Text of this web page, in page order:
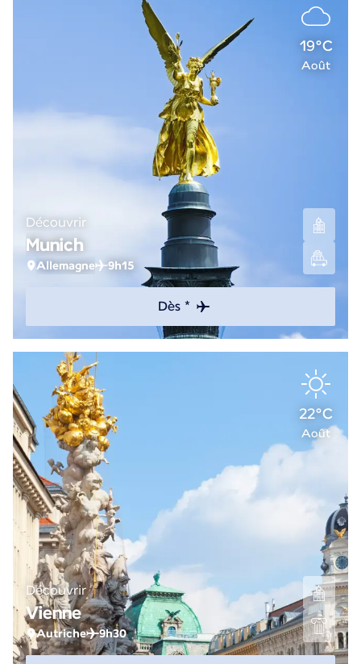
19°C
Août
Découvrir
Munich
Allemagne 9h15
Dès *
22°C
Août
Découvrir
Vienne
Autriche 9h30